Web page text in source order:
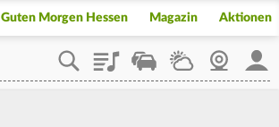
Guten Morgen Hessen Magazin Aktionen
PlaylistStaupilotWetterWebcam